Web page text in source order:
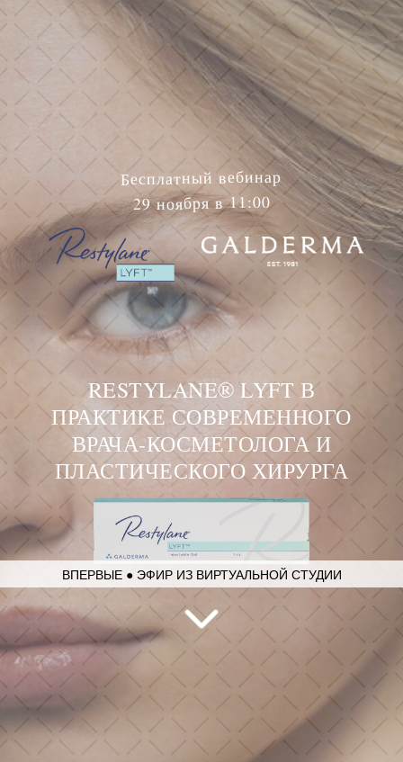
RESTYLANE® LYFT В
ПРАКТИКЕ СОВРЕМЕННОГО
ВРАЧА-КОСМЕТОЛОГА И
ПЛАСТИЧЕСКОГО ХИРУРГА
Бесплатный вебинар
29 ноября в 11:00
ВПЕРВЫЕ ● ЭФИР ИЗ ВИРТУАЛЬНОЙ СТУДИИ